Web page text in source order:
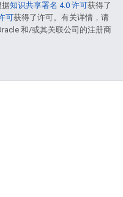
据知识共享署名 4.0 许可获得了
可获得了许可。有关详情，请
和/或其关联公司的注册商